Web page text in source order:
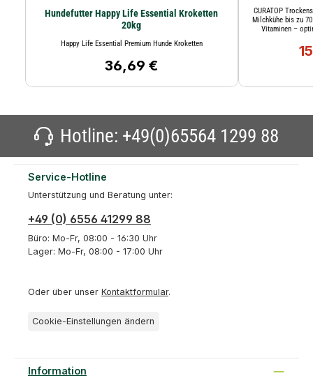
Hundefutter Happy Life Essential Kroketten
20kg
Happy Life Essential Premium Hunde Kroketten
Regulärer Preis:
36,69 €
CURATOP
Milchkühe bis zu
Vitaminen –
Hotline: +49(0)65564 1299 88
Service-Hotline
Unterstützung und Beratung unter:
+49 (0) 6556 41299 88
Büro: Mo-Fr, 08:00 - 16:30 Uhr
Lager: Mo-Fr, 08:00 - 17:00 Uhr
Oder über unser Kontaktformular.
Cookie-Einstellungen ändern
Information